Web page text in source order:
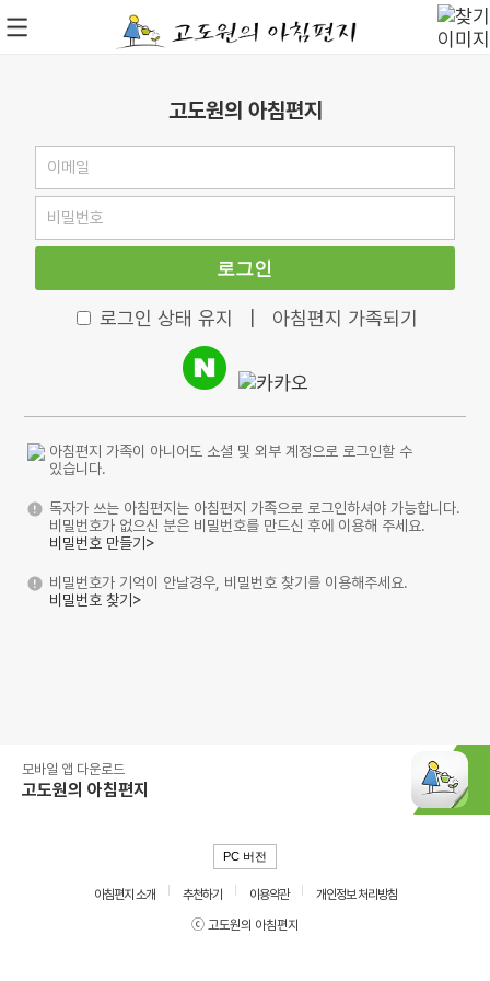
고도원의 아침편지
로그인
로그인 상태 유지 아침편지 가족되기
아침편지 가족이 아니어도 소셜 및 외부 계정으로 로그인할 수
있습니다.
독자가 쓰는 아침편지는 아침편지 가족으로 로그인하셔야 가능합니다.
비밀번호가 없으신 분은 비밀번호를 만드신 후에 이용해 주세요.
비밀번호 만들기>
비밀번호가 기억이 안날경우, 비밀번호 찾기를 이용해주세요.
비밀번호 찾기>
모바일 앱 다운로드
고도원의 아침편지
PC 버전
아침편지 소개 추천하기 이용약관
개인정보 처리방침
ⓒ 고도원의 아침편지